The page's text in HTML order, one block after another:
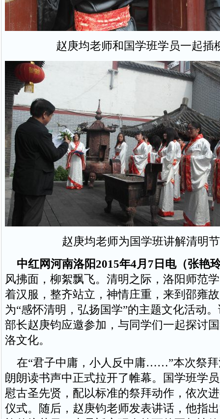
赵庚均老师和国学班学员一起插
赵庚均老师为国学班讲解清明
中红网河南洛阳2015年4月7日电（张艳
风拂面，柳絮飘飞。清明之际，洛阳师范
着汉服，整齐站立，神情庄重，来到邵雍
为“感怀清明，弘扬国学”的主题文化活动
部长赵庚钧应邀参加，与同学们一起探讨
洛文化。
在“君子中庸，小人反中庸……”本次祭拜
朗朗读书声中正式拉开了帷幕。国学班学
慰古圣先贤，配以标准的祭拜动作，依次
仪式。随后，赵庚钧老师发表讲话，他指